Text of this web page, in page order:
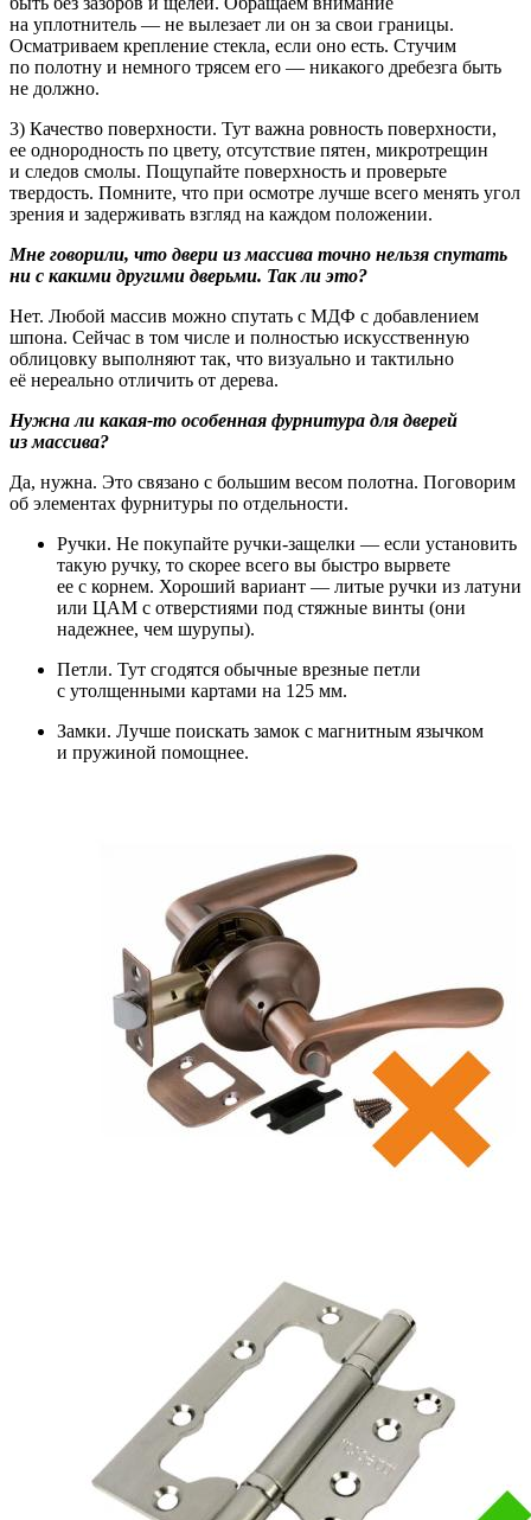
на уплотнитель — не вылезает ли он за свои границы.
Осматриваем крепление стекла, если оно есть. Стучим
по полотну и немного трясем его — никакого дребезга быть
не должно.
3) Качество поверхности. Тут важна ровность поверхности,
ее однородность по цвету, отсутствие пятен, микротрещин
и следов смолы. Пощупайте поверхность и проверьте
твердость. Помните, что при осмотре лучше всего менять угол
зрения и задерживать взгляд на каждом положении.
Мне говорили, что двери из массива точно нельзя спутать
ни с какими другими дверьми. Так ли это?
Нет. Любой массив можно спутать с МДФ с добавлением
шпона. Сейчас в том числе и полностью искусственную
облицовку выполняют так, что визуально и тактильно
её нереально отличить от дерева.
Нужна ли какая-то особенная фурнитура для дверей
из массива?
Да, нужна. Это связано с большим весом полотна. Поговорим
об элементах фурнитуры по отдельности.
Ручки. Не покупайте ручки-защелки — если установить
такую ручку, то скорее всего вы быстро вырвете
ее с корнем. Хороший вариант — литые ручки из латуни
или ЦАМ с отверстиями под стяжные винты (они
надежнее, чем шурупы).
Петли. Тут сгодятся обычные врезные петли
с утолщенными картами на 125 мм.
Замки. Лучше поискать замок с магнитным язычком
и пружиной помощнее.